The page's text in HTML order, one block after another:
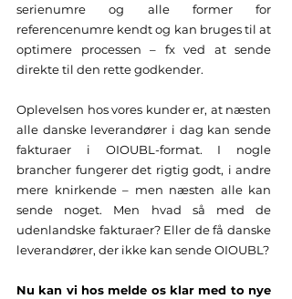
serienumre og alle former for
referencenumre kendt og kan bruges til at
optimere processen – fx ved at sende
direkte til den rette godkender.
Oplevelsen hos vores kunder er, at næsten
alle danske leverandører i dag kan sende
fakturaer i OIOUBL-format. I nogle
brancher fungerer det rigtig godt, i andre
mere knirkende – men næsten alle kan
sende noget. Men hvad så med de
udenlandske fakturaer? Eller de få danske
leverandører, der ikke kan sende OIOUBL?
Nu kan vi hos melde os klar med to nye